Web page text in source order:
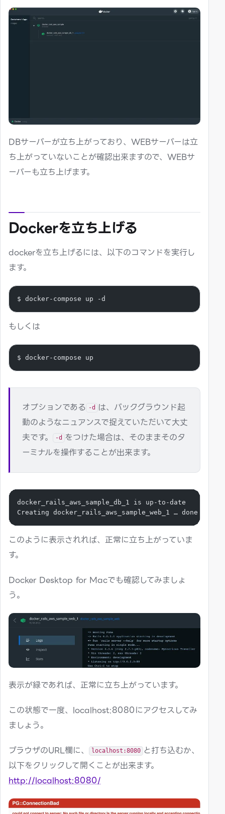
DBサーバーが立ち上がっており、WEBサーバーは立
ち上がっていないことが確認出来ますので、WEBサ
ーバーも立ち上げます。
Dockerを立ち上げる
dockerを立ち上げるには、以下のコマンドを実行し
ます。
$ docker-compose up -d
もしくは
$ docker-compose up
オプションである -d
は、バックグラウンド起
動のようなニュアンスで捉えていただいて大丈
夫です。
-d
をつけた場合は、そのままそのタ
ーミナルを操作することが出来ます。
docker_rails_aws_sample_db_1 is up-to-date
Creating docker_rails_aws_sample_web_1 … done
このように表示されれば、正常に立ち上がっていま
す。
Docker Desktop for Macでも確認してみましょ
う。
表示が緑であれば、正常に立ち上がっています。
この状態で一度、localhost:8080にアクセスしてみ
ましょう。
ブラウザのURL欄に、
localhost:8080 と打ち込むか、
以下をクリックして開くことが出来ます。
http://localhost:8080/